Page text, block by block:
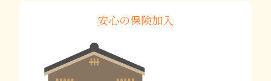
安心の保険加入